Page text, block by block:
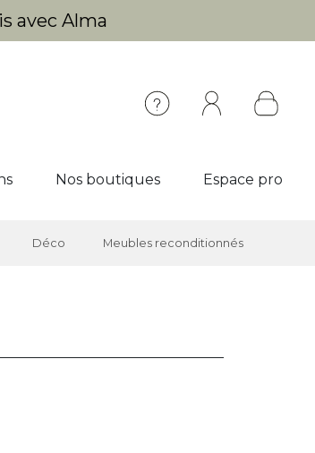
avec Alma
Nos boutiques Espace pro
Déco Meubles reconditionnés